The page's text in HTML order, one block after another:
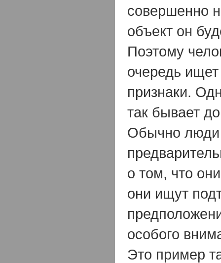
совершенно
объект он
Поэтому
очередь
признаки.
так бывает
Обычно люди
о том, что
они ищут
особого
Это пример